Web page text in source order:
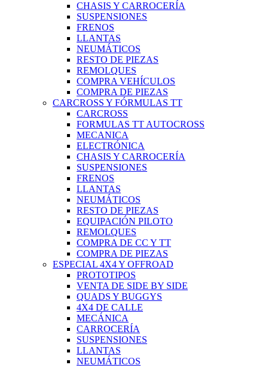
CHASIS Y CARROCERÍA
SUSPENSIONES
FRENOS
LLANTAS
NEUMÁTICOS
RESTO DE PIEZAS
REMOLQUES
COMPRA VEHÍCULOS
COMPRA DE PIEZAS
CARCROSS Y FÓRMULAS TT
CARCROSS
FORMULAS TT AUTOCROSS
MECANICA
ELECTRÓNICA
CHASIS Y CARROCERÍA
SUSPENSIONES
FRENOS
LLANTAS
NEUMÁTICOS
RESTO DE PIEZAS
EQUIPACIÓN PILOTO
REMOLQUES
COMPRA DE CC Y TT
COMPRA DE PIEZAS
ESPECIAL 4X4 Y OFFROAD
PROTOTIPOS
VENTA DE SIDE BY SIDE
QUADS Y BUGGYS
4X4 DE CALLE
MECÁNICA
CARROCERÍA
SUSPENSIONES
LLANTAS
NEUMÁTICOS